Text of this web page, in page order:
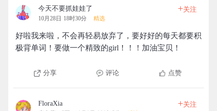
今天不要抓娃娃了
10月28日 18时30分 精选
+关注
好啦我来啦，不会再轻易放弃了，要好好的每天都要积
极背单词！要做一个精致的girl！！！加油宝贝！
分享 评论 点赞
FloraXia +关注